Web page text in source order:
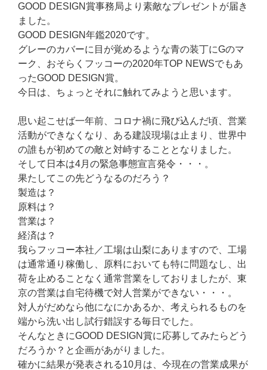
GOOD DESIGN賞事務局より素敵なプレゼントが届き
ました。
GOOD DESIGN年鑑2020です。
グレーのカバーに目が覚めるような青の装丁にGのマ
ーク、おそらくフッコーの2020年TOP NEWSでもあ
ったGOOD DESIGN賞。
今日は、ちょっとそれに触れてみようと思います。
思い起こせば一年前、コロナ禍に飛び込んだ頃、営業
活動ができなくなり、ある建設現場は止まり、世界中
の誰もが初めての敵と対峙することとなりました。
そして日本は4月の緊急事態宣言発令・・・。
果たしてこの先どうなるのだろう？
製造は？
原料は？
営業は？
経済は？
我らフッコー本社／工場は山梨にありますので、工場
は通常通り稼働し、原料においても特に問題なし、出
荷を止めることなく通常営業をしておりましたが、東
京の営業は自宅待機で対人営業ができない・・・。
対人がだめなら他になにかあるか、考えられるものを
端から洗い出し試行錯誤する毎日でした。
そんなときにGOOD DESIGN賞に応募してみたらどう
だろうか？と企画があがりました。
確かに結果が発表される10月は、今現在の営業成果が